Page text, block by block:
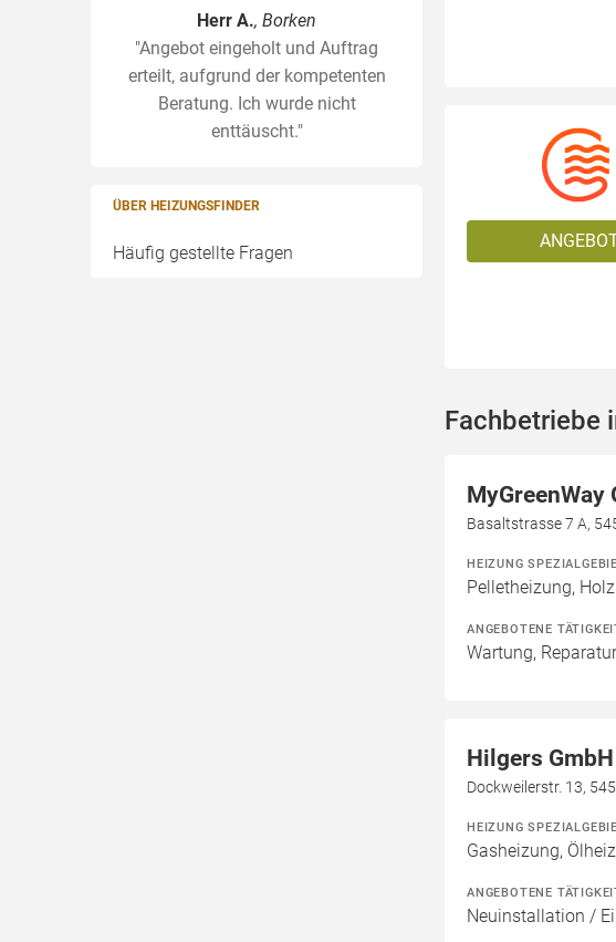
Herr A., Borken
"Angebot eingeholt und Auftrag
erteilt, aufgrund der kompetenten
Beratung. Ich wurde nicht
enttäuscht."
ÜBER HEIZUNGSFINDER
Häufig gestellte Fragen
Fachbetriebe
MyGreenWay
Basaltstrasse 7 A,
HEIZUNG
Pelletheizung,
ANGEBOTENE
Wartung,
Hilgers
Dockweilerstr. 13,
HEIZUNG
Gasheizung,
ANGEBOTENE
Neuinstallation /